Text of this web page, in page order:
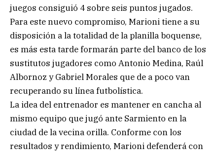
juegos consiguió 4 sobre seis puntos jugados.
Para este nuevo compromiso, Marioni tiene a su
disposición a la totalidad de la planilla boquense,
es más esta tarde formarán parte del banco de los
sustitutos jugadores como Antonio Medina, Raúl
Albornoz y Gabriel Morales que de a poco van
recuperando su línea futbolística.
La idea del entrenador es mantener en cancha al
mismo equipo que jugó ante Sarmiento en la
ciudad de la vecina orilla. Conforme con los
resultados y rendimiento, Marioni defenderá con